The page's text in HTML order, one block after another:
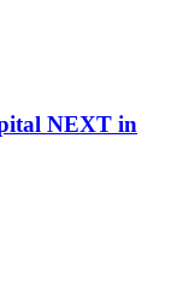
NEXT in